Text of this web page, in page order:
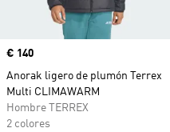
Precio
€ 140
Anorak ligero de plumón Terrex
Multi CLIMAWARM
Hombre TERREX
2 colores